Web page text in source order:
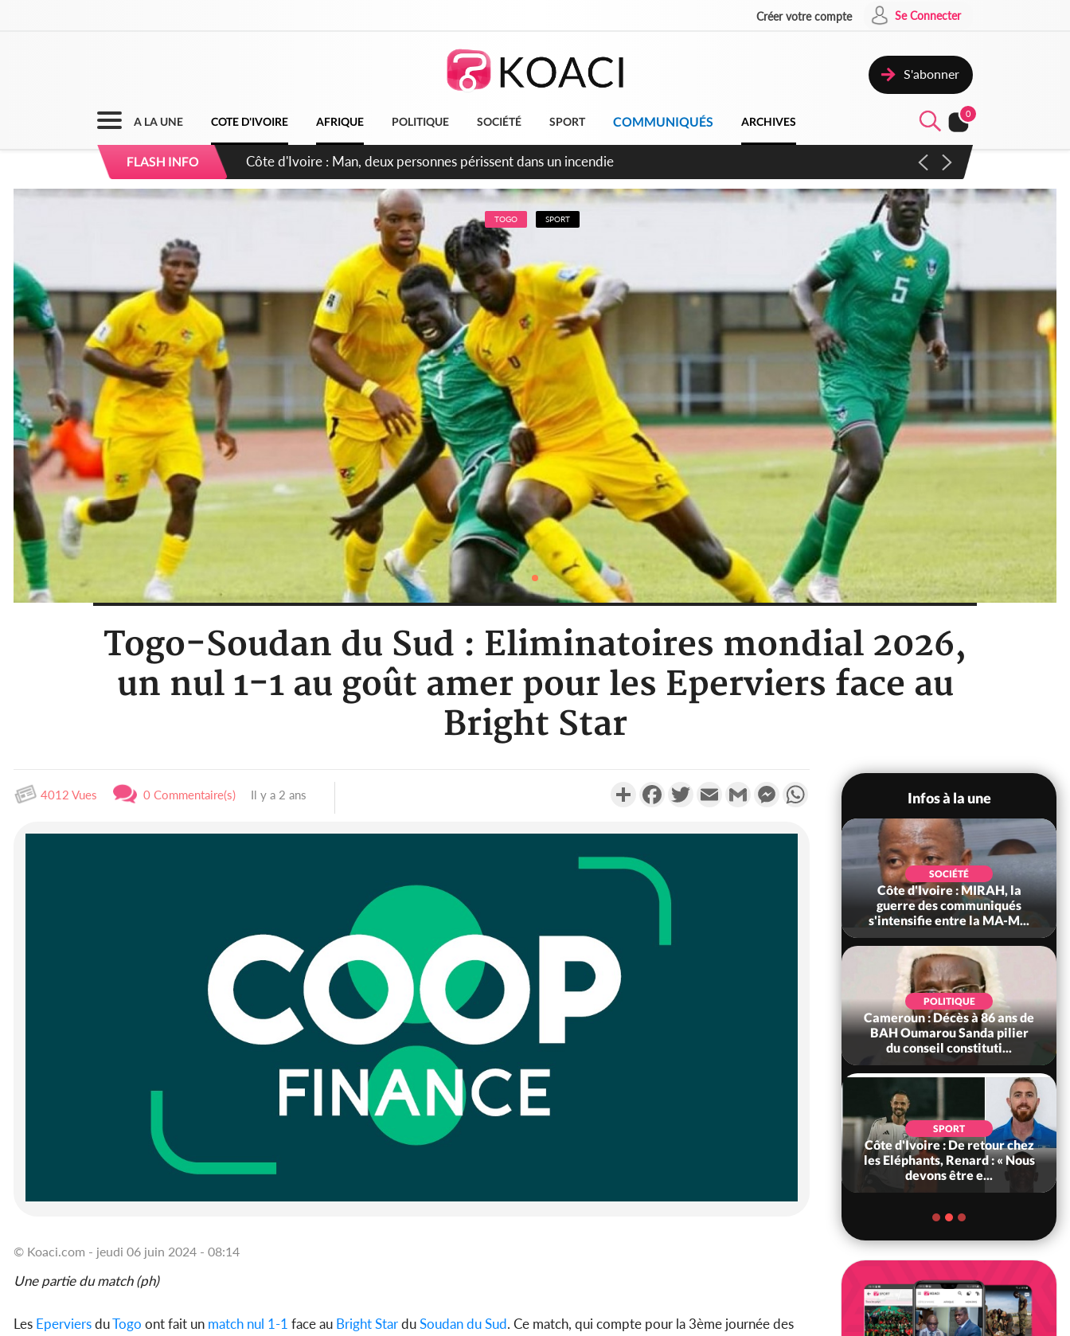
Créer votre compte Se Connecter
S'abonner
A LA UNE COTE D'IVOIRE AFRIQUE POLITIQUE SOCIÉTÉ SPORT COMMUNIQUÉS ARCHIVES
0
FLASH INFO
Côte d'Ivoire : Séileu, la célébration de la fête nationale transformée en vaste campagne contre les produits
dépigmentants dangereux
TOGO SPORT
Togo-Soudan du Sud : Eliminatoires mondial 2026,
un nul 1-1 au goût amer pour les Eperviers face au
Bright Star
4012 Vues 0 Commentaire(s) Il y a 2 ans PartagerFacebookTwitterEmail Gmail MessengerWhatsApp
© Koaci.com - jeudi 06 juin 2024 - 08:14
Une partie du match (ph)
Les EperviersduTogo ont fait un match nul 1-1 face au Bright StarduSoudan du Sud. Ce match, qui compte pour la 3ème journée des
Infos à la une
Côte d'Ivoire : Man, deux
personnes périssent dans un
SOCIÉTÉ
Côte d'Ivoire : MIRAH, la
guerre des communiqués
s'intensifie entre la MA-M...
POLITIQUE
Cameroun : Décès à 86 ans de
BAH Oumarou Sanda pilier
du conseil constituti...
SPORT
Côte d'Ivoire : De retour chez
les Eléphants, Renard : « Nous
devons être e...